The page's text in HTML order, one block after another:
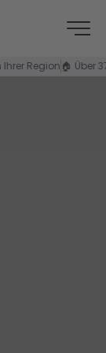
Region🏠 Über
Region🏠 Über